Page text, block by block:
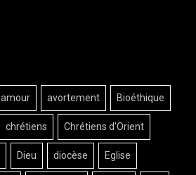
amour avortement Bioéthique
chrétiens Chrétiens d'Orient
Dieu diocèse Eglise